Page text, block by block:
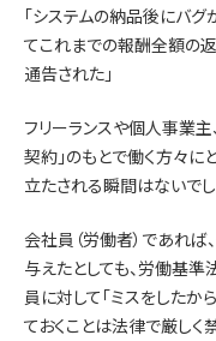
「システムの納品後にバグ
てこれまでの報酬全額の
通告された」
フリーランスや個人事業
契約」のもとで働く方々に
立たされる瞬間はないでし
会社員（労働者）であれ
与えたとしても、労働基準
員に対して「ミスをしたか
ておくことは法律で厳しく